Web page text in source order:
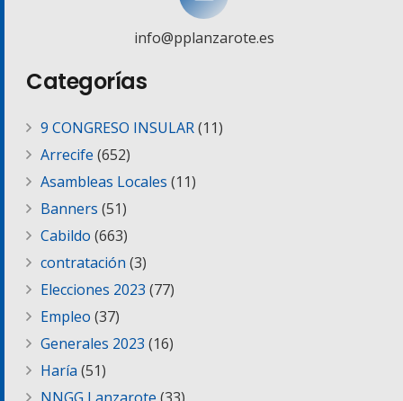
info@pplanzarote.es
Categorías
9 CONGRESO INSULAR(11)
Arrecife (652)
Asambleas Locales (11)
Banners (51)
Cabildo (663)
contratación (3)
Elecciones 2023 (77)
Empleo (37)
Generales 2023 (16)
Haría (51)